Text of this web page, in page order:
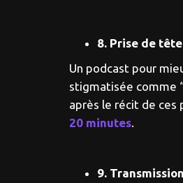
8. Prise de
Un podcast pour
stigmatisée comme
après le récit de ces
20 minutes.
9.